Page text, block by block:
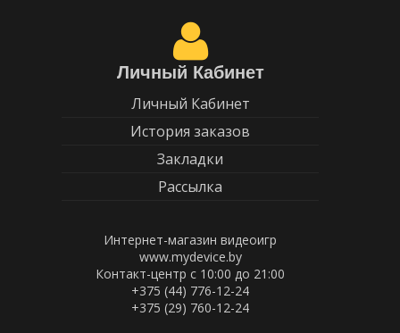
Личный Кабинет
Личный Кабинет
История заказов
Закладки
Рассылка
Интернет-магазин видеоигр
www.mydevice.by
Контакт-центр с 10:00 до 21:00
+375 (44) 776-12-24
+375 (29) 760-12-24